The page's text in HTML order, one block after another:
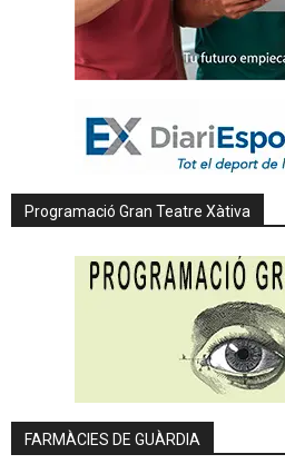
Programació Gran Teatre Xàtiva
FARMÀCIES DE GUÀRDIA